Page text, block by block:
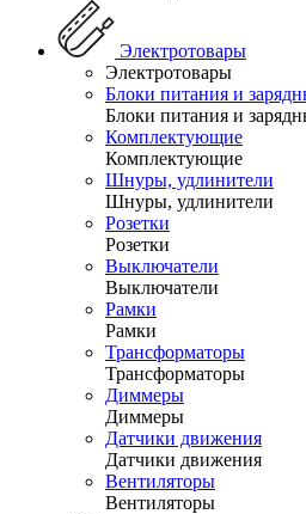
Электротовары
Электротовары
Блоки питания и
Блоки питания и
Комплектующие
Комплектующие
Шнуры, удлинители
Шнуры, удлинители
Розетки
Розетки
Выключатели
Выключатели
Рамки
Рамки
Трансформаторы
Трансформаторы
Диммеры
Диммеры
Датчики движения
Датчики движения
Вентиляторы
Вентиляторы